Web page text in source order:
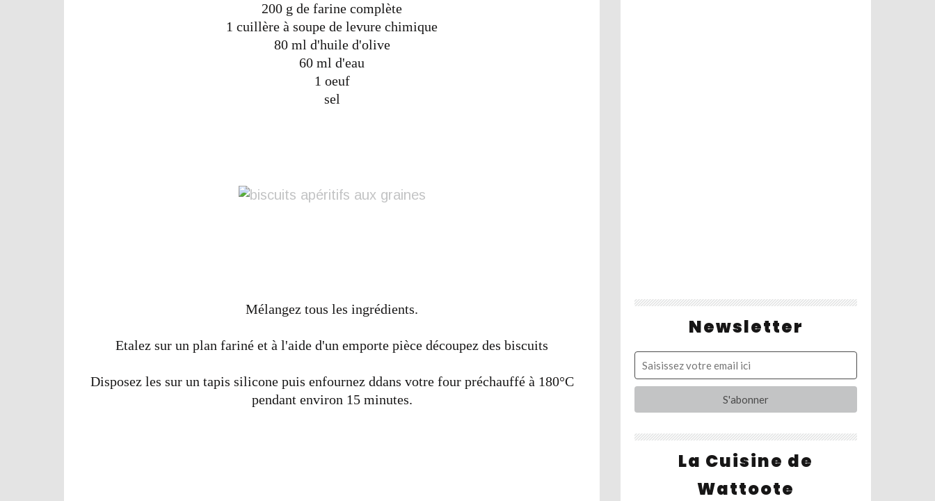
200 g de farine complète
1 cuillère à soupe de levure chimique
80 ml d'huile d'olive
60 ml d'eau
1 oeuf
sel
Mélangez tous les ingrédients.
Etalez sur un plan fariné et à l'aide d'un emporte pièce découpez des biscuits
Disposez les sur un tapis silicone puis enfournez ddans votre four préchauffé à 180°C
pendant environ 15 minutes.
Newsletter
La Cuisine de
Wattoote